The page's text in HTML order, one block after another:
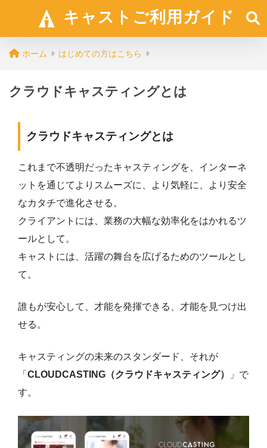
キャストご利用ガイド
ホーム はじめての方はこちら
クラウドキャスティングとは
クラウドキャスティングとは
これまで不透明だったキャスティングを、インターネ
ットを通じてよりスムーズに、より気軽に、より安全
なカタチで進化させる。
クライアントには、業務の大幅な効率化をはかれるツ
ールとして。
キャストには、活躍の舞台を広げるためのツールとし
て。
誰もが安心して、才能を発揮できる、才能を見つけ出
せる。
キャスティングの未来のスタンダード、それが
「 CLOUDCASTING（クラウドキャスティング）
」で
す。